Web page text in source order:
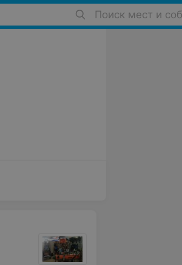
Поиск мест и